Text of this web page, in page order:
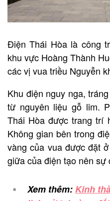
Điện Thái Hòa là công
khu vực Hoàng Thành
các vị vua triều Nguyễn
Khu điện nguy nga,
từ nguyên liệu gỗ lim.
Thái Hòa được trang trí
Không gian bên trong
vàng của vua được đặt
giữa của điện tạo nên sự
Xem thêm:Kinh